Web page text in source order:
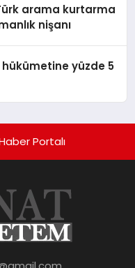
arama kurtarma
nişanı
hükümetine yüzde 5
Portalı